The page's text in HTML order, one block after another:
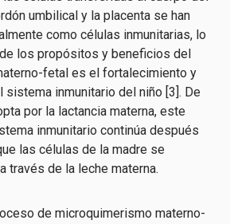
umbilical y la placenta se han
como células inmunitarias, lo
los propósitos y beneficios del
fetal es el fortalecimiento y
inmunitario del niño [3]. De
por la lactancia materna, este
inmunitario continúa después
las células de la madre se
través de la leche materna.
de microquimerismo materno-